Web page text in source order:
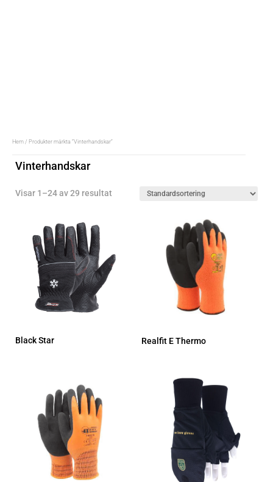
Hem/ Produkter märkta ”Vinterhandskar”
Vinterhandskar
Visar 1–24 av 29 resultat
Black Star Realfit E Thermo